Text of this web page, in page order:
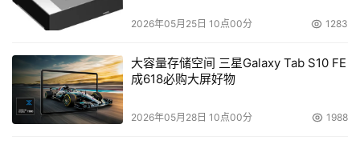
CA World 2005现场
John Swainson说：“我认为，CA的工作重点，就是要
帮助用户更好地去管理其由已有系统和新环境所组成的IT环
境的方方面面。EITM可以帮助用户整合所有IT资源，并使
2026年05月25日 10点00分 1283
大容量存储空间 三星Galaxy Tab S10 FE
成618必购大屏好物
2026年05月28日 10点00分 1988